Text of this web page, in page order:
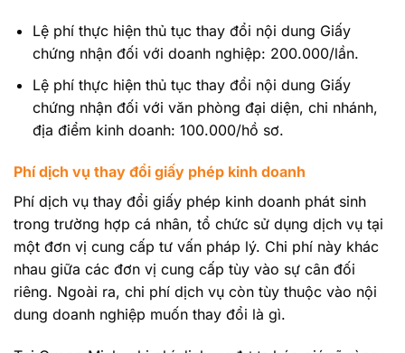
Lệ phí thực hiện thủ tục thay đổi nội dung Giấy
chứng nhận đối với doanh nghiệp: 200.000/lần.
Lệ phí thực hiện thủ tục thay đổi nội dung Giấy
chứng nhận đối với văn phòng đại diện, chi nhánh,
địa điểm kinh doanh: 100.000/hồ sơ.
Phí dịch vụ thay đổi giấy phép kinh doanh
Phí dịch vụ thay đổi giấy phép kinh doanh phát sinh
trong trường hợp cá nhân, tổ chức sử dụng dịch vụ tại
một đơn vị cung cấp tư vấn pháp lý. Chi phí này khác
nhau giữa các đơn vị cung cấp tùy vào sự cân đối
riêng. Ngoài ra, chi phí dịch vụ còn tùy thuộc vào nội
dung doanh nghiệp muốn thay đổi là gì.